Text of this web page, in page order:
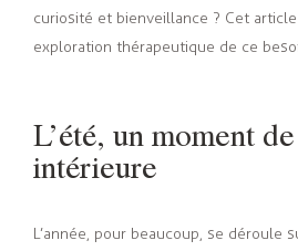
curiosité et bienveillance ? Cet
exploration thérapeutique de ce
L’été, un moment
intérieure
L’année, pour beaucoup, se déroule